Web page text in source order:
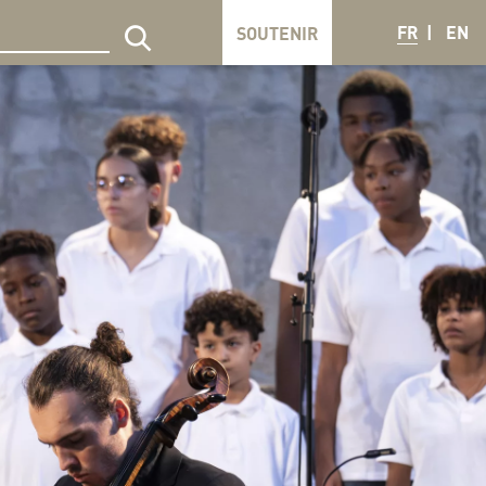
sur le site SOUTENIR FR EN